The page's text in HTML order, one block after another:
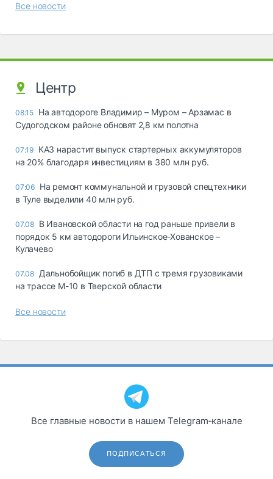
Все новости
Центр
08:15 На автодороге Владимир – Муром – Арзамас в
Судогодском районе обновят 2,8 км полотна
07:19 КАЗ нарастит выпуск стартерных аккумуляторов
на 20% благодаря инвестициям в 380 млн руб.
07:06 На ремонт коммунальной и грузовой спецтехники
в Туле выделили 40 млн руб.
07.08 В Ивановской области на год раньше привели в
порядок 5 км автодороги Ильинское-Хованское –
Кулачево
07.08 Дальнобойщик погиб в ДТП с тремя грузовиками
на трассе М-10 в Тверской области
Все новости
Все главные новости в нашем Telegram‑канале
ПОДПИСАТЬСЯ